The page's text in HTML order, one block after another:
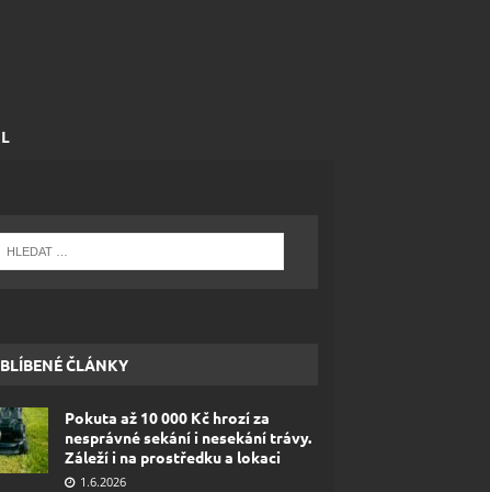
ČLÁNKY
Pokuta až 10 000 Kč hrozí za
nesprávné sekání i nesekání trávy.
Záleží i na prostředku a lokaci
1.6.2026